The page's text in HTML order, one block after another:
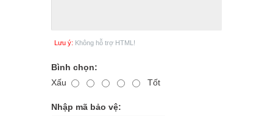
Lưu ý: Không hỗ trợ HTML!
Bình chọn:
Xấu
Tốt
Nhập mã bảo vệ: